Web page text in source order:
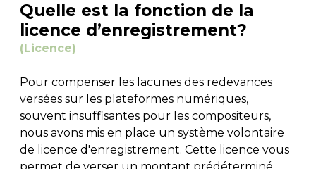
Quelle est la fonction de la
licence d’enregistrement?
(Licence)
Pour compenser les lacunes des redevances
versées sur les plateformes numériques,
souvent insuffisantes pour les compositeurs,
nous avons mis en place un système volontaire
de licence d'enregistrement. Cette licence vous